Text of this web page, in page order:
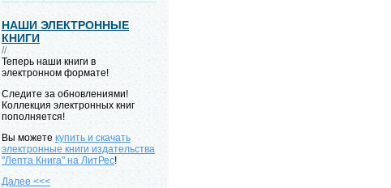
НАШИ ЭЛЕКТРОННЫЕ
КНИГИ
//
Теперь наши книги в
электронном формате!
Следите за обновлениями!
Коллекция электронных книг
пополняется!
Вы можете купить и скачать
электронные книги издательства
"Лепта Книга" на ЛитРес!
Далее <<<